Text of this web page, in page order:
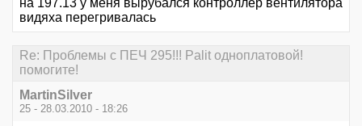
на 197.13 у меня вырубался контроллер вентилятора
видяха перегривалась
Re: Проблемы с ПЕЧ 295!!! Palit одноплатовой!
помогите!
MartinSilver
25 - 28.03.2010 - 18:26